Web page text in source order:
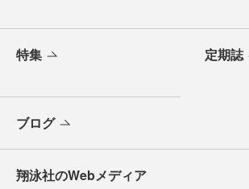
特集 定期誌
ブログ
翔泳社のWebメディア